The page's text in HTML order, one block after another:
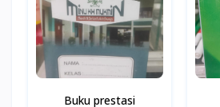
Buku prestasi